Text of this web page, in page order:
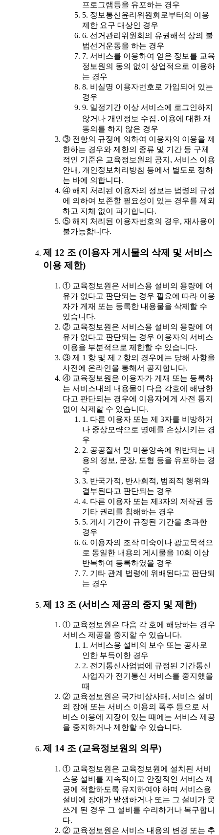
프로그램등을 유포하는 경우
5. 정보통신윤리위원회로부터의 이용
제한 요구 대상인 경우
6. 선거관리위원회의 유권해석 상의 불
법선거운동을 하는 경우
7. 서비스를 이용하여 얻은 정보를 교육
정보원의 동의 없이 상업적으로 이용하
는 경우
8. 비실명 이용자번호로 가입되어 있는
경우
9. 일정기간 이상 서비스에 로그인하지
않거나 개인정보 수집․이용에 대한 재
동의를 하지 않은 경우
③ 전항의 규정에 의하여 이용자의 이용을 제
한하는 경우와 제한의 종류 및 기간 등 구체
적인 기준은 교육정보원의 공지, 서비스 이용
안내, 개인정보처리방침 등에서 별도로 정하
는 바에 의합니다.
④ 해지 처리된 이용자의 정보는 법령의 규정
에 의하여 보존할 필요성이 있는 경우를 제외
하고 지체 없이 파기합니다.
⑤ 해지 처리된 이용자번호의 경우, 재사용이
불가능합니다.
제 12 조 (이용자 게시물의 삭제 및 서비스
이용 제한)
① 교육정보원은 서비스용 설비의 용량에 여
유가 없다고 판단되는 경우 필요에 따라 이용
자가 게재 또는 등록한 내용물을 삭제할 수
있습니다.
② 교육정보원은 서비스용 설비의 용량에 여
유가 없다고 판단되는 경우 이용자의 서비스
이용을 부분적으로 제한할 수 있습니다.
③ 제 1 항 및 제 2 항의 경우에는 당해 사항을
사전에 온라인을 통해서 공지합니다.
④ 교육정보원은 이용자가 게재 또는 등록하
는 서비스내의 내용물이 다음 각호에 해당한
다고 판단되는 경우에 이용자에게 사전 통지
없이 삭제할 수 있습니다.
1. 다른 이용자 또는 제 3자를 비방하거
나 중상모략으로 명예를 손상시키는 경
우
2. 공공질서 및 미풍양속에 위반되는 내
용의 정보, 문장, 도형 등을 유포하는 경
우
3. 반국가적, 반사회적, 범죄적 행위와
결부된다고 판단되는 경우
4. 다른 이용자 또는 제3자의 저작권 등
기타 권리를 침해하는 경우
5. 게시 기간이 규정된 기간을 초과한
경우
6. 이용자의 조작 미숙이나 광고목적으
로 동일한 내용의 게시물을 10회 이상
반복하여 등록하였을 경우
7. 기타 관계 법령에 위배된다고 판단되
는 경우
제 13 조 (서비스 제공의 중지 및 제한)
① 교육정보원은 다음 각 호에 해당하는 경우
서비스 제공을 중지할 수 있습니다.
1. 서비스용 설비의 보수 또는 공사로
인한 부득이한 경우
2. 전기통신사업법에 규정된 기간통신
사업자가 전기통신 서비스를 중지했을
때
② 교육정보원은 국가비상사태, 서비스 설비
의 장애 또는 서비스 이용의 폭주 등으로 서
비스 이용에 지장이 있는 때에는 서비스 제공
을 중지하거나 제한할 수 있습니다.
제 14 조 (교육정보원의 의무)
① 교육정보원은 교육정보원에 설치된 서비
스용 설비를 지속적이고 안정적인 서비스 제
공에 적합하도록 유지하여야 하며 서비스용
설비에 장애가 발생하거나 또는 그 설비가 못
쓰게 된 경우 그 설비를 수리하거나 복구합니
다.
② 교육정보원은 서비스 내용의 변경 또는 추